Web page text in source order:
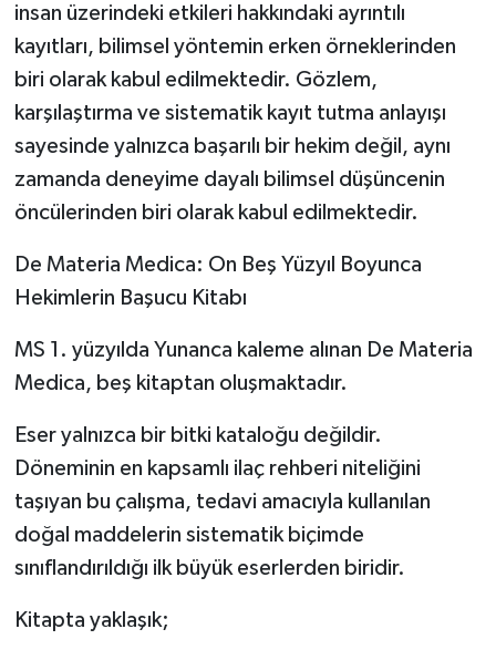
insan üzerindeki etkileri hakkındaki ayrıntılı
kayıtları, bilimsel yöntemin erken örneklerinden
biri olarak kabul edilmektedir. Gözlem,
karşılaştırma ve sistematik kayıt tutma anlayışı
sayesinde yalnızca başarılı bir hekim değil, aynı
zamanda deneyime dayalı bilimsel düşüncenin
öncülerinden biri olarak kabul edilmektedir.
De Materia Medica: On Beş Yüzyıl Boyunca
Hekimlerin Başucu Kitabı
MS 1. yüzyılda Yunanca kaleme alınan De Materia
Medica, beş kitaptan oluşmaktadır.
Eser yalnızca bir bitki kataloğu değildir.
Döneminin en kapsamlı ilaç rehberi niteliğini
taşıyan bu çalışma, tedavi amacıyla kullanılan
doğal maddelerin sistematik biçimde
sınıflandırıldığı ilk büyük eserlerden biridir.
Kitapta yaklaşık;